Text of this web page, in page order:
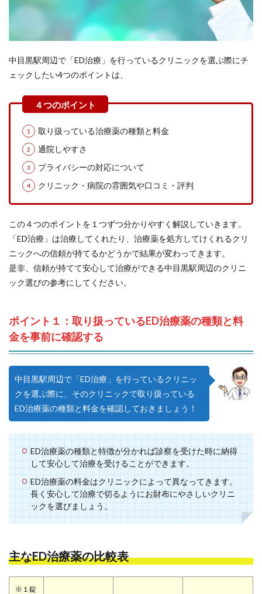
中目黒駅周辺で「ED治療」を行っているクリニックを選ぶ際にチ
ェックしたい4つのポイントは、
取り扱っている治療薬の種類と料金
通院しやすさ
プライバシーの対応について
クリニック・病院の雰囲気や口コミ・評判
この４つのポイントを１つずつ分かりやすく解説していきます。
「ED治療」は治療してくれたり、治療薬を処方してけくれるクリ
ニックへの信頼が持てるかどうかで結果が変わってきます。
是非、信頼が持てて安心して治療ができる中目黒駅周辺のクリニ
ック選びの参考にしてください。
ポイント１：取り扱っているED治療薬の種類と料
金を事前に確認する
中目黒駅周辺で「ED治療」を行っているクリニッ
クを選ぶ際に、そのクリニックで取り扱っている
ED治療薬の種類と料金を確認しておきましょう！
ED治療薬の種類と特徴が分かれば診察を受けた時に納得
して安心して治療を受けることができます。
ED治療薬の料金はクリニックによって異なってきます。
長く安心して治療で切るようにお財布にやさしいクリニ
ックを選びましょう。
主なED治療薬の比較表
※１錠